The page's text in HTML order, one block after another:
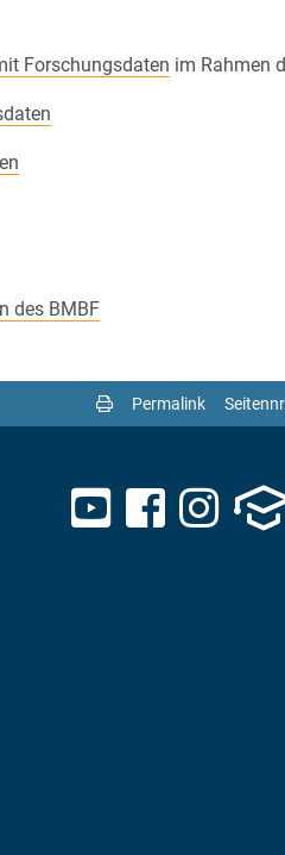
Forschungsdaten im Rahmen
des BMBF
Permalink